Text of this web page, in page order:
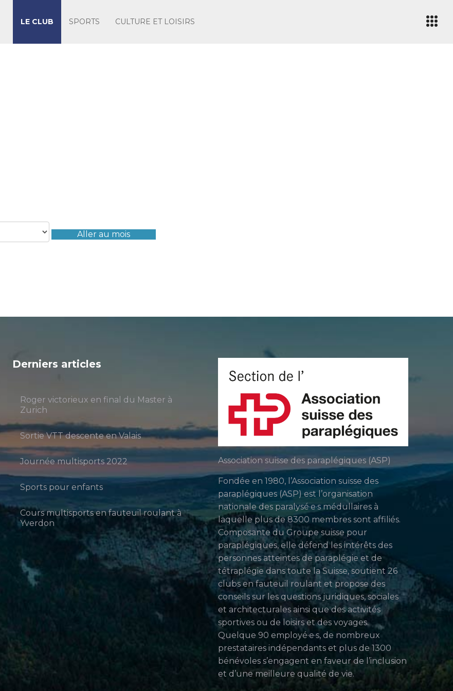
LE CLUB SPORTS CULTURE ET LOISIRS
Aller au mois
Derniers articles
Roger victorieux en final du Master à
Zurich
Sortie VTT descente en Valais
Journée multisports 2022
Sports pour enfants
Cours multisports en fauteuil roulant à
Yverdon
Association suisse des paraplégiques (ASP)
Fondée en 1980, l’Association suisse des
paraplégiques (ASP) est l’organisation
nationale des paralysé·e·s médullaires à
laquelle plus de 8300 membres sont affiliés.
Composante du Groupe suisse pour
paraplégiques, elle défend les intérêts des
personnes atteintes de paraplégie et de
tétraplégie dans toute la Suisse, soutient 26
clubs en fauteuil roulant et propose des
conseils sur les questions juridiques, sociales
et architecturales ainsi que des activités
sportives ou de loisirs et des voyages.
Quelque 90 employé·e·s, de nombreux
prestataires indépendants et plus de 1300
bénévoles s’engagent en faveur de l’inclusion
et d’une meilleure qualité de vie.